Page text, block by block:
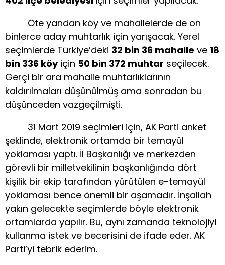
Öte yandan köy ve mahallelerde de on
binlerce aday muhtarlık için yarışacak. Yerel
seçimlerde Türkiye’deki 32 bin 36 mahalle ve 18
bin 336 köyiçin 50 bin 372 muhtar seçilecek.
Gerçi bir ara mahalle muhtarlıklarının
kaldırılmaları düşünülmüş ama sonradan bu
düşünceden vazgeçilmişti.
31 Mart 2019 seçimleri için, AK Parti anket
şeklinde, elektronik ortamda bir temayül
yoklaması yaptı. İl Başkanlığı ve merkezden
görevli bir milletvekilinin başkanlığında dört
kişilik bir ekip tarafından yürütülen e-temayül
yoklaması bence önemli bir aşamadır. İnşallah
yakın gelecekte seçimlerde böyle elektronik
ortamlarda yapılır. Bu, aynı zamanda teknolojiyi
kullanma istek ve becerisini de ifade eder. AK
Parti’yi tebrik ederim.